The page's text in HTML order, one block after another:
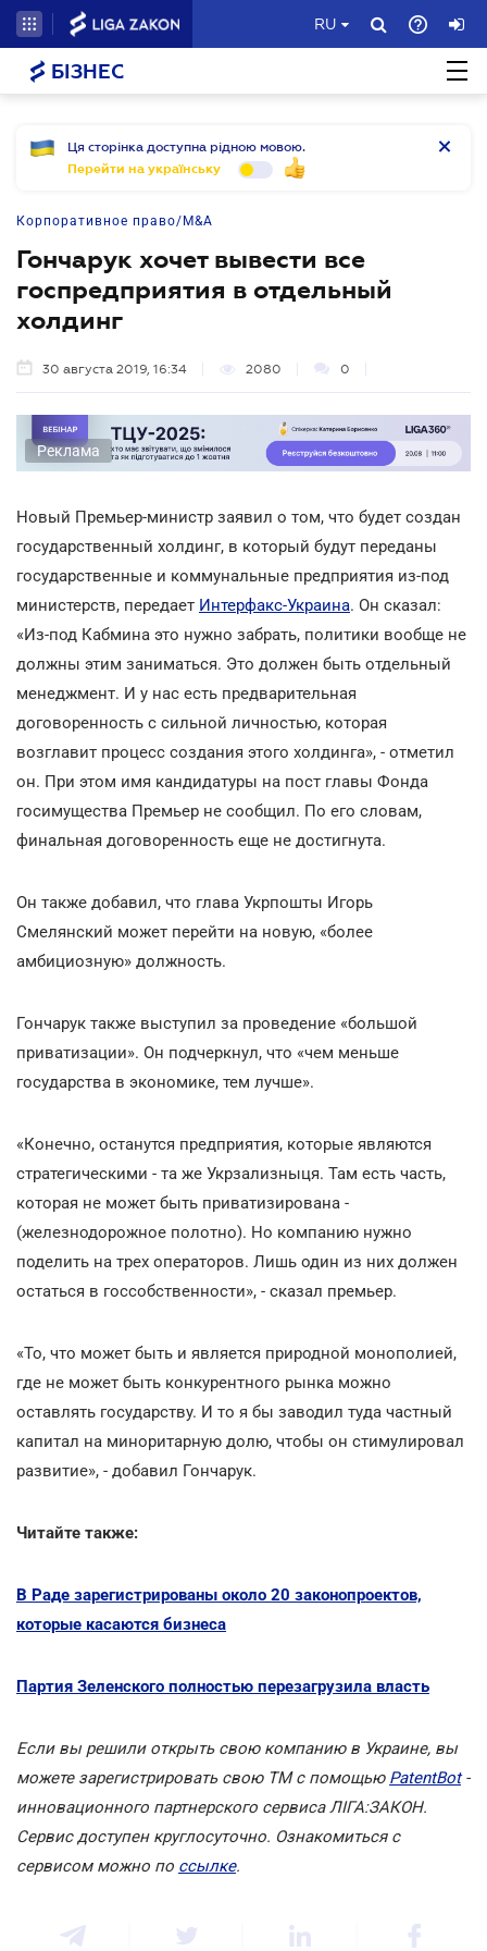
RU
БІЗНЕС
Ця сторінка доступна рідною мовою.
Перейти на українську
Корпоративное право/M&A
Гончарук хочет вывести все
госпредприятия в отдельный
холдинг
30 августа 2019, 16:34 2080 0
Реклама
Новый Премьер-министр заявил о том, что будет создан
государственный холдинг, в который будут переданы
государственные и коммунальные предприятия из-под
министерств, передает Интерфакс-Украина. Он сказал:
«Из-под Кабмина это нужно забрать, политики вообще не
должны этим заниматься. Это должен быть отдельный
менеджмент. И у нас есть предварительная
договоренность с сильной личностью, которая
возглавит процесс создания этого холдинга», - отметил
он. При этом имя кандидатуры на пост главы Фонда
госимущества Премьер не сообщил. По его словам,
финальная договоренность еще не достигнута.
Он также добавил, что глава Укрпошты Игорь
Смелянский может перейти на новую, «более
амбициозную» должность.
Гончарук также выступил за проведение «большой
приватизации». Он подчеркнул, что «чем меньше
государства в экономике, тем лучше».
«Конечно, останутся предприятия, которые являются
стратегическими - та же Укрзализныця. Там есть часть,
которая не может быть приватизирована -
(железнодорожное полотно). Но компанию нужно
поделить на трех операторов. Лишь один из них должен
остаться в госсобственности», - сказал премьер.
«То, что может быть и является природной монополией,
где не может быть конкурентного рынка можно
оставлять государству. И то я бы заводил туда частный
капитал на миноритарную долю, чтобы он стимулировал
развитие», - добавил Гончарук.
Читайте также:
В Раде зарегистрированы около 20 законопроектов,
которые касаются бизнеса
Партия Зеленского полностью перезагрузила власть
Если вы решили открыть свою компанию в Украине, вы
можете зарегистрировать свою ТМ с помощью PatentBot-
инновационного партнерского сервиса ЛІГА:ЗАКОН.
Сервис доступен круглосуточно. Ознакомиться с
сервисом можно по ссылке.